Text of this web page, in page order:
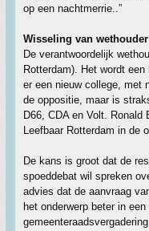
op een nachtmerrie..”
Wisseling van wethouder
De verantwoordelijk
Rotterdam). Het wordt
er een nieuw college, met
de oppositie, maar is
D66, CDA en Volt.
Leefbaar Rotterdam in de
De kans is groot dat de
spoeddebat wil spreken
advies dat de aanvraag
het onderwerp beter in